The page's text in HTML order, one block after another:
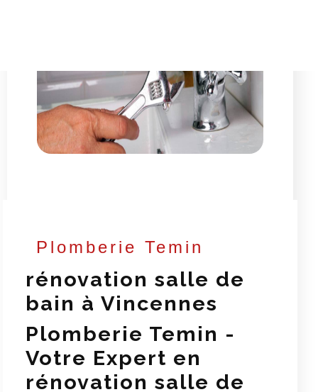
Plomberie Temin
rénovation salle de
bain à Vincennes
Plomberie Temin -
Votre Expert en
rénovation salle de